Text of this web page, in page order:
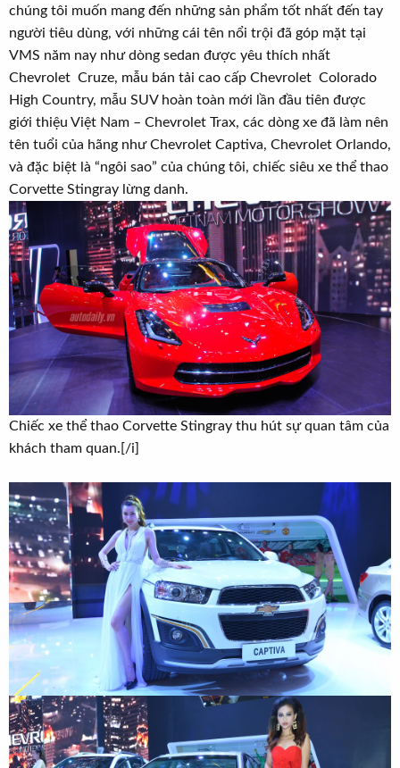
chúng tôi muốn mang đến những sản phẩm tốt nhất đến tay
người tiêu dùng, với những cái tên nổi trội đã góp mặt tại
VMS năm nay như dòng sedan được yêu thích nhất
Chevrolet Cruze, mẫu bán tải cao cấp Chevrolet Colorado
High Country, mẫu SUV hoàn toàn mới lần đầu tiên được
giới thiệu Việt Nam – Chevrolet Trax, các dòng xe đã làm nên
tên tuổi của hãng như Chevrolet Captiva, Chevrolet Orlando,
và đặc biệt là “ngôi sao” của chúng tôi, chiếc siêu xe thể thao
Corvette Stingray lừng danh.
Chiếc xe thể thao Corvette Stingray thu hút sự quan tâm của
khách tham quan.[/i]